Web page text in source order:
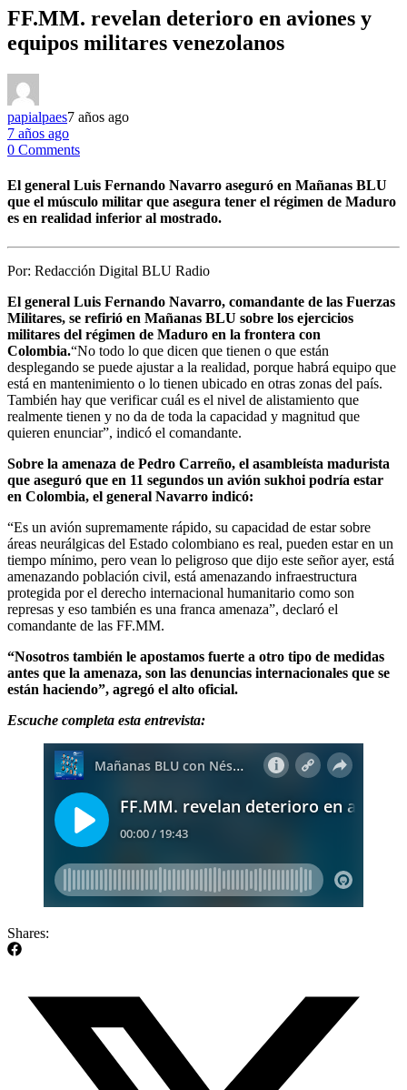
FF.MM. revelan deterioro en aviones y
equipos militares venezolanos
papialpaes7 años ago
7 años ago
0 Comments
El general Luis Fernando Navarro aseguró en Mañanas BLU
que el músculo militar que asegura tener el régimen de Maduro
es en realidad inferior al mostrado.
Por: Redacción Digital BLU Radio
El general Luis Fernando Navarro, comandante de las Fuerzas
Militares, se refirió en Mañanas BLU sobre los ejercicios
militares del régimen de Maduro en la frontera con
Colombia.“No todo lo que dicen que tienen o que están
desplegando se puede ajustar a la realidad, porque habrá equipo que
está en mantenimiento o lo tienen ubicado en otras zonas del país.
También hay que verificar cuál es el nivel de alistamiento que
realmente tienen y no da de toda la capacidad y magnitud que
quieren enunciar”, indicó el comandante.
Sobre la amenaza de Pedro Carreño, el asambleísta madurista
que aseguró que en 11 segundos un avión sukhoi podría estar
en Colombia, el general Navarro indicó:
“Es un avión supremamente rápido, su capacidad de estar sobre
áreas neurálgicas del Estado colombiano es real, pueden estar en un
tiempo mínimo, pero vean lo peligroso que dijo este señor ayer, está
amenazando población civil, está amenazando infraestructura
protegida por el derecho internacional humanitario como son
represas y eso también es una franca amenaza”, declaró el
comandante de las FF.MM.
“Nosotros también le apostamos fuerte a otro tipo de medidas
antes que la amenaza, son las denuncias internacionales que se
están haciendo”, agregó el alto oficial.
Escuche completa esta entrevista:
Shares: